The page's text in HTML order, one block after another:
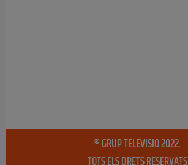
® GRUP TELEVISIO 2022.